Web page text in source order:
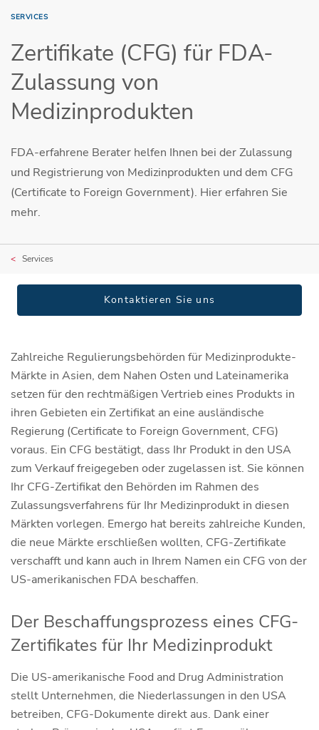
SERVICES
Zertifikate (CFG) für FDA-
Zulassung von
Medizinprodukten
FDA-erfahrene Berater helfen Ihnen bei der Zulassung
und Registrierung von Medizinprodukten und dem CFG
(Certificate to Foreign Government). Hier erfahren Sie
mehr.
Services
Kontaktieren Sie uns
Zahlreiche Regulierungsbehörden für Medizinprodukte-
Märkte in Asien, dem Nahen Osten und Lateinamerika
setzen für den rechtmäßigen Vertrieb eines Produkts in
ihren Gebieten ein Zertifikat an eine ausländische
Regierung (Certificate to Foreign Government, CFG)
voraus. Ein CFG bestätigt, dass Ihr Produkt in den USA
zum Verkauf freigegeben oder zugelassen ist. Sie können
Ihr CFG-Zertifikat den Behörden im Rahmen des
Zulassungsverfahrens für Ihr Medizinprodukt in diesen
Märkten vorlegen. Emergo hat bereits zahlreiche Kunden,
die neue Märkte erschließen wollten, CFG-Zertifikate
verschafft und kann auch in Ihrem Namen ein CFG von der
US-amerikanischen FDA beschaffen.
Der Beschaffungsprozess eines CFG-
Zertifikates für Ihr Medizinprodukt
Die US-amerikanische Food and Drug Administration
stellt Unternehmen, die Niederlassungen in den USA
betreiben, CFG-Dokumente direkt aus. Dank einer